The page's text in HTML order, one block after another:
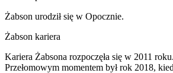
Żabson urodził się w Opocznie.
Żabson kariera
Kariera Żabsona rozpoczęła się w 2011
Przełomowym momentem był rok 2018,